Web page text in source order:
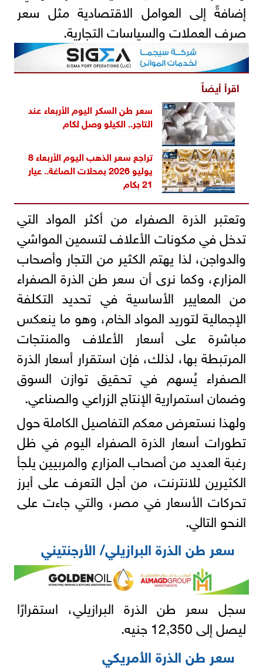
إضافةً إلى العوامل الاقتصادية مثل سعر
صرف العملات والسياسات التجارية.
اقرأ أيضاً
سعر طن السكر اليوم الأربعاء عند
التاجر.. الكيلو وصل لكام
تراجع سعر الذهب اليوم الأربعاء 8
يوليو 2026 بمحلات الصاغة.. عيار
21 بكام
وتعتبر الذرة الصفراء من أكثر المواد التي
تدخل في مكونات الأعلاف لتسمين المواشي
والدواجن، لذا يهتم الكثير من التجار وأصحاب
المزارع، وكما نرى أن سعر طن الذرة الصفراء
من المعايير الأساسية في تحديد التكلفة
الإجمالية لتوريد المواد الخام، وهو ما ينعكس
مباشرة على أسعار الأعلاف والمنتجات
المرتبطة بها، لذلك، فإن استقرار أسعار الذرة
الصفراء يُسهم في تحقيق توازن السوق
وضمان استمرارية الإنتاج الزراعي والصناعي.
ولهذا نستعرض معكم التفاصيل الكاملة حول
تطورات أسعار الذرة الصفراء اليوم في ظل
رغبة العديد من أصحاب المزارع والمربيين يلجأ
الكثيرين للانترنت، من أجل التعرف على أبرز
تحركات الأسعار في مصر، والتي جاءت على
النحو التالي.
سعر طن الذرة البرازيلي/ الأرجنتيني
سجل سعر طن الذرة البرازيلي، استقرارًا
ليصل إلى 12,350 جنيه.
سعر طن الذرة الأمريكي